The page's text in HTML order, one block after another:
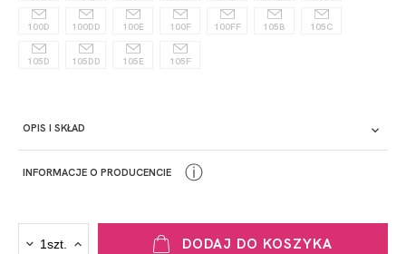
100D 100DD 100E 100F 100FF 105B 105C
105D 105DD 105E 105F
OPIS I SKŁAD
INFORMACJE O PRODUCENCIE ⓘ
DODAJ DO KOSZYKA